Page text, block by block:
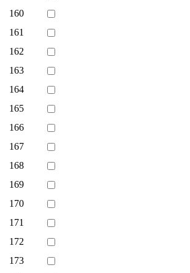
160
161
162
163
164
165
166
167
168
169
170
171
172
173